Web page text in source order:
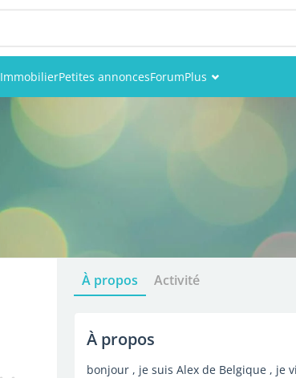
ImmobilierPetites annoncesForumPlus
À propos Activité
À propos
bonjour , je suis Alex de Belgique , je